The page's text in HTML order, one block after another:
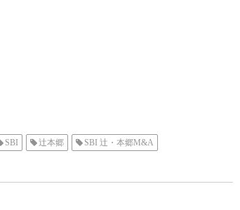
SBI 辻本郷 SBI 辻・本郷M&A